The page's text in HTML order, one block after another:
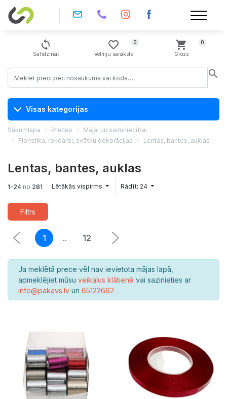
sync
Salīdzināt
favorite_border
Vēlmju saraksts
0 shopping_cart
Grozs
0
search
Visas kategorijas
Sākumlapa Preces
Mājai un saimniecībai
Floristika, rokdarbi, svētku dekorācijas
Lentas, bantes, auklas
Lentas, bantes, auklas
1-24 no 281 Lētākās vispirms Rādīt: 24
Filtrs
1 .. 12
Ja meklētā prece vēl nav ievietota mājas lapā,
apmeklējiet mūsu veikalus klātienē vai sazinieties ar
info@pakavs.lv un 65122662